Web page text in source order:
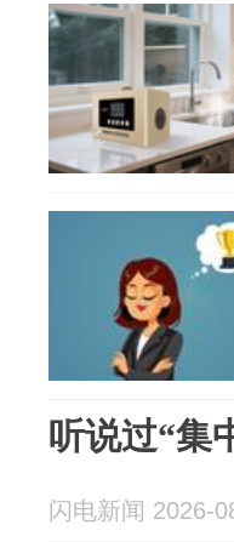
听说过“集
闪电新闻 2026-